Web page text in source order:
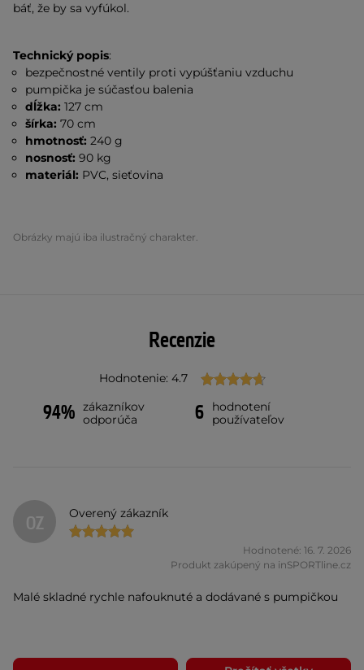
báť, že by sa vyfúkol.
Technický popis:
bezpečnostné ventily proti vypúšťaniu vzduchu
pumpička je súčasťou balenia
dĺžka: 127 cm
šírka: 70 cm
hmotnosť: 240 g
nosnosť: 90 kg
materiál: PVC, sieťovina
Obrázky majú iba ilustračný charakter.
Recenzie
Hodnotenie: 4.7
94% zákazníkov
odporúča
6
hodnotení
používateľov
OZ Overený zákazník
Hodnotené: 16. 7. 2026
Produkt zakúpený na inSPORTline.cz
Malé skladné rychle nafouknuté a dodávané s pumpičkou